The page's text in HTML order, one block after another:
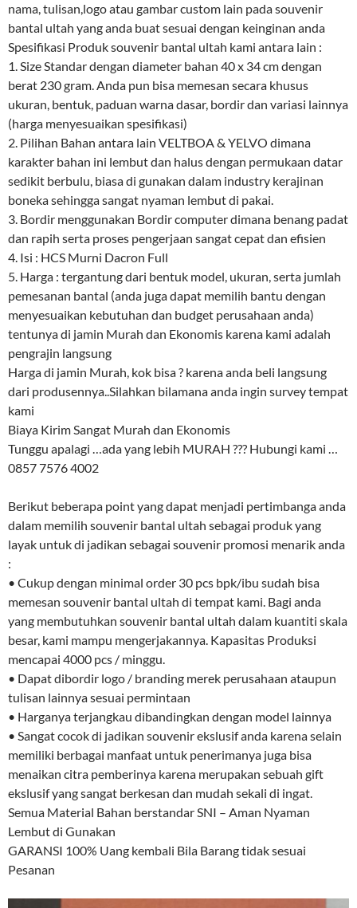
nama, tulisan,logo atau gambar custom lain pada souvenir
bantal ultah yang anda buat sesuai dengan keinginan anda
Spesifikasi Produk souvenir bantal ultah kami antara lain :
1. Size Standar dengan diameter bahan 40 x 34 cm dengan
berat 230 gram. Anda pun bisa memesan secara khusus
ukuran, bentuk, paduan warna dasar, bordir dan variasi lainnya
(harga menyesuaikan spesifikasi)
2. Pilihan Bahan antara lain VELTBOA & YELVO dimana
karakter bahan ini lembut dan halus dengan permukaan datar
sedikit berbulu, biasa di gunakan dalam industry kerajinan
boneka sehingga sangat nyaman lembut di pakai.
3. Bordir menggunakan Bordir computer dimana benang padat
dan rapih serta proses pengerjaan sangat cepat dan efisien
4. Isi : HCS Murni Dacron Full
5. Harga : tergantung dari bentuk model, ukuran, serta jumlah
pemesanan bantal (anda juga dapat memilih bantu dengan
menyesuaikan kebutuhan dan budget perusahaan anda)
tentunya di jamin Murah dan Ekonomis karena kami adalah
pengrajin langsung
Harga di jamin Murah, kok bisa ? karena anda beli langsung
dari produsennya..Silahkan bilamana anda ingin survey tempat
kami
Biaya Kirim Sangat Murah dan Ekonomis
Tunggu apalagi …ada yang lebih MURAH ??? Hubungi kami …
0857 7576 4002
Berikut beberapa point yang dapat menjadi pertimbanga anda
dalam memilih souvenir bantal ultah sebagai produk yang
layak untuk di jadikan sebagai souvenir promosi menarik anda
:
• Cukup dengan minimal order 30 pcs bpk/ibu sudah bisa
memesan souvenir bantal ultah di tempat kami. Bagi anda
yang membutuhkan souvenir bantal ultah dalam kuantiti skala
besar, kami mampu mengerjakannya. Kapasitas Produksi
mencapai 4000 pcs / minggu.
• Dapat dibordir logo / branding merek perusahaan ataupun
tulisan lainnya sesuai permintaan
• Harganya terjangkau dibandingkan dengan model lainnya
• Sangat cocok di jadikan souvenir ekslusif anda karena selain
memiliki berbagai manfaat untuk penerimanya juga bisa
menaikan citra pemberinya karena merupakan sebuah gift
ekslusif yang sangat berkesan dan mudah sekali di ingat.
Semua Material Bahan berstandar SNI – Aman Nyaman
Lembut di Gunakan
GARANSI 100% Uang kembali Bila Barang tidak sesuai
Pesanan